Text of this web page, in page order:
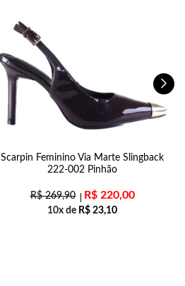
Scarpin Feminino Via Marte Slingback
222-002 Pinhão
R$269,90 R$220,00
10x de R$ 23,10